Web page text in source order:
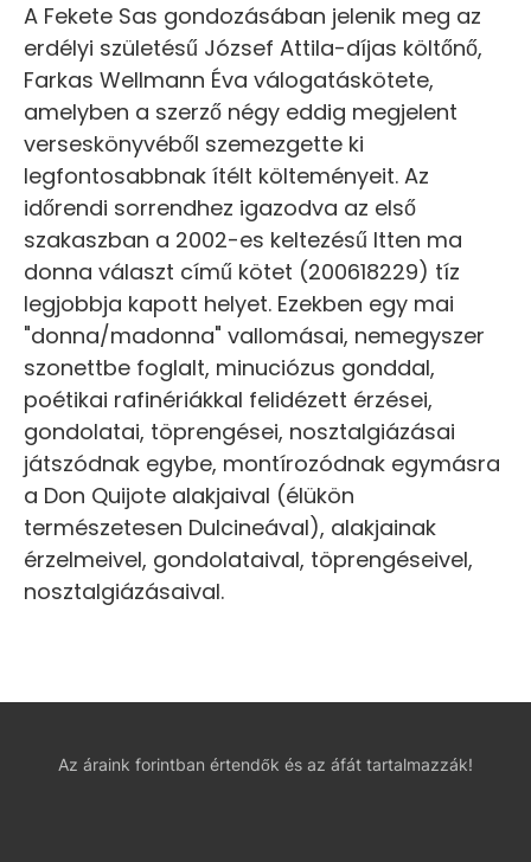
A Fekete Sas gondozásában jelenik meg az
erdélyi születésű József Attila-díjas költőnő,
Farkas Wellmann Éva válogatáskötete,
amelyben a szerző négy eddig megjelent
verseskönyvéből szemezgette ki
legfontosabbnak ítélt költeményeit. Az
időrendi sorrendhez igazodva az első
szakaszban a 2002-es keltezésű Itten ma
donna választ című kötet (200618229) tíz
legjobbja kapott helyet. Ezekben egy mai
"donna/madonna" vallomásai, nemegyszer
szonettbe foglalt, minuciózus gonddal,
poétikai rafinériákkal felidézett érzései,
gondolatai, töprengései, nosztalgiázásai
játszódnak egybe, montírozódnak egymásra
a Don Quijote alakjaival (élükön
természetesen Dulcineával), alakjainak
érzelmeivel, gondolataival, töprengéseivel,
nosztalgiázásaival.
Az áraink forintban értendők és az áfát tartalmazzák!